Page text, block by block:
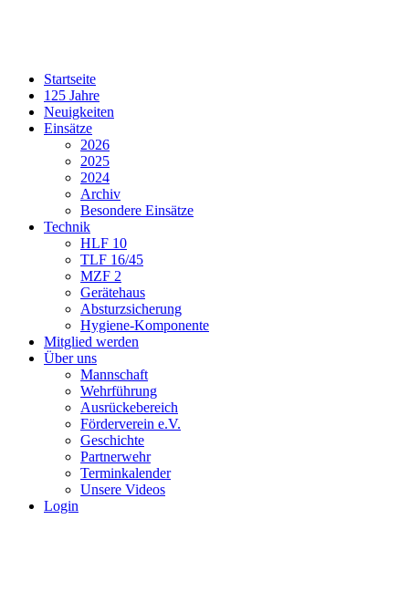
Startseite
125 Jahre
Neuigkeiten
Einsätze
2026
2025
2024
Archiv
Besondere Einsätze
Technik
HLF 10
TLF 16/45
MZF 2
Gerätehaus
Absturzsicherung
Hygiene-Komponente
Mitglied werden
Über uns
Mannschaft
Wehrführung
Ausrückebereich
Förderverein e.V.
Geschichte
Partnerwehr
Terminkalender
Unsere Videos
Login